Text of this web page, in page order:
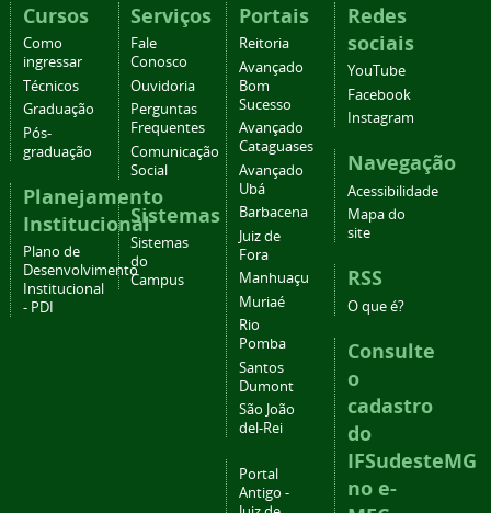
Cursos
Como
ingressar
Técnicos
Graduação
Pós-
graduação
Planejamento
Institucional
Plano de
Desenvolvimento
Institucional
- PDI
Serviços
Fale
Conosco
Ouvidoria
Perguntas
Frequentes
Comunicação
Social
Sistemas
Sistemas
do
Campus
Portais
Reitoria
Avançado
Bom
Sucesso
Avançado
Cataguases
Avançado
Ubá
Barbacena
Juiz de
Fora
Manhuaçu
Muriaé
Rio
Pomba
Santos
Dumont
São João
del-Rei
Portal
Antigo -
Redes
sociais
YouTube
Facebook
Instagram
Navegação
Acessibilidade
Mapa do
site
RSS
O que é?
Consulte
o
cadastro
do
IFSudesteMG
no e-